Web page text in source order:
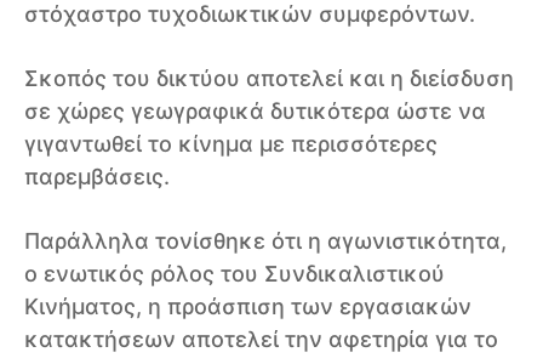
στόχαστρο τυχοδιωκτικών συμφερόντων.
Σκοπός του δικτύου αποτελεί και η διείσδυση
σε χώρες γεωγραφικά δυτικότερα ώστε να
γιγαντωθεί το κίνημα με περισσότερες
παρεμβάσεις.
Παράλληλα τονίσθηκε ότι η αγωνιστικότητα,
ο ενωτικός ρόλος του Συνδικαλιστικού
Κινήματος, η προάσπιση των εργασιακών
κατακτήσεων αποτελεί την αφετηρία για το